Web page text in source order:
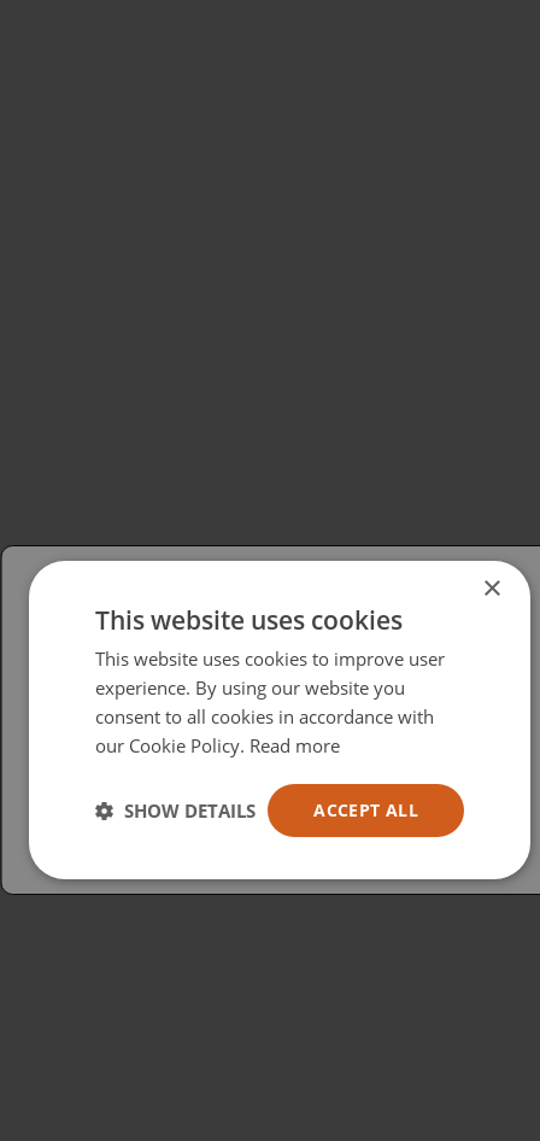
Please select your region/language
British
USA
Español
×
This website uses cookies
This website uses cookies to improve user
experience. By using our website you
consent to all cookies in accordance with
our Cookie Policy. Read more
ACCEPT ALL
SHOW DETAILS